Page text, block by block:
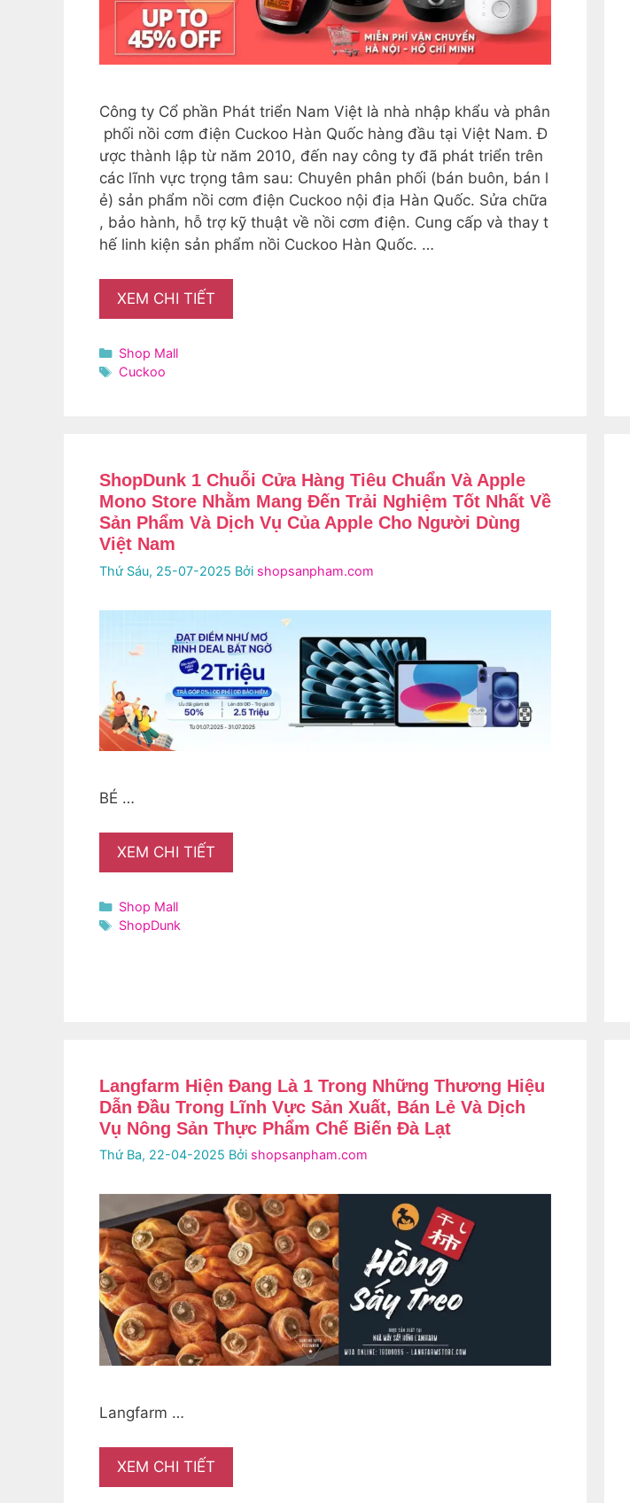
Công ty Cổ phần Phát triển Nam Việt là nhà nhập khẩu và phân
phối nồi cơm điện Cuckoo Hàn Quốc hàng đầu tại Việt Nam. Đ
ược thành lập từ năm 2010, đến nay công ty đã phát triển trên
các lĩnh vực trọng tâm sau: Chuyên phân phối (bán buôn, bán l
ẻ) sản phẩm nồi cơm điện Cuckoo nội địa Hàn Quốc. Sửa chữa
, bảo hành, hỗ trợ kỹ thuật về nồi cơm điện. Cung cấp và thay t
hế linh kiện sản phẩm nồi Cuckoo Hàn Quốc. …
XEM CHI TIẾT
Danh
mục
Shop Mall
Thẻ
Cuckoo
ShopDunk 1 Chuỗi Cửa Hàng Tiêu Chuẩn Và Apple
Mono Store Nhằm Mang Đến Trải Nghiệm Tốt Nhất Về
Sản Phẩm Và Dịch Vụ Của Apple Cho Người Dùng
Việt Nam
Thứ Sáu, 25-07-2025 Bởi shopsanpham.com
BÉ …
XEM CHI TIẾT
Danh
mục
Shop Mall
Thẻ
ShopDunk
Langfarm Hiện Đang Là 1 Trong Những Thương Hiệu
Dẫn Đầu Trong Lĩnh Vực Sản Xuất, Bán Lẻ Và Dịch
Vụ Nông Sản Thực Phẩm Chế Biến Đà Lạt
Thứ Ba, 22-04-2025 Bởi shopsanpham.com
Langfarm …
XEM CHI TIẾT